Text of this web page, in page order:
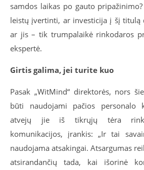
samdos laikas po gauto
leistų įvertinti, ar investicija į šį titulą
ar jis – tik trumpalaikė rinkodaros
ekspertė.
Girtis galima, jei turite kuo
Pasak „WitMind“ direktorės, nors
būti naudojami pačios personalo
atvejų jie iš tikrųjų tėra
komunikacijos, įrankis: „Ir tai
naudojama atsakingai. Atsargumas
atsirandančių tada, kai išorinė